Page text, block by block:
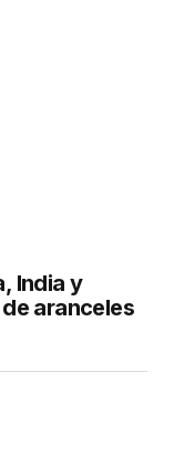
India y
aranceles